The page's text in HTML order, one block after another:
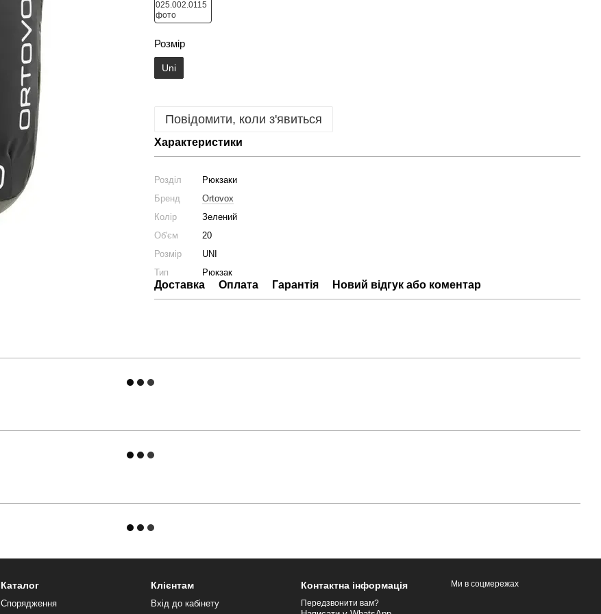
Розмір
Uni
Повідомити, коли з'явиться
Характеристики
Розділ
Рюкзаки
Бренд
Ortovox
Колір
Зелений
Об'єм
20
Розмір
UNI
Тип
Рюкзак
Доставка Оплата Гарантія Новий відгук або коментар
Каталог
Спорядження
Клієнтам
Вхід до кабінету
Контактна інформація
Передзвонити вам?
Ми в соцмережах